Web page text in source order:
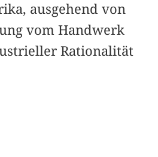
ausgehend von
vom Handwerk
Rationalität